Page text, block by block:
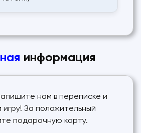
информация
нам в переписке и
За положительный
подарочную карту.